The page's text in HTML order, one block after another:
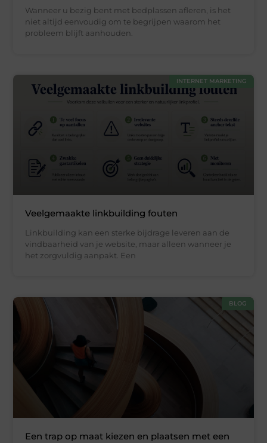
Wanneer u bezig bent met bedplassen afleren, is het
niet altijd eenvoudig om te begrijpen waarom het
probleem blijft aanhouden.
INTERNET MARKETING
Veelgemaakte linkbuilding fouten
Linkbuilding kan een sterke bijdrage leveren aan de
vindbaarheid van je website, maar alleen wanneer je
het zorgvuldig aanpakt. Een
BLOG
Een trap op maat kiezen en plaatsen met een